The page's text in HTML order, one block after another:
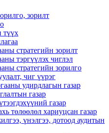
зорилт
түүх
стратегийн зорилт
тэргүүлэх чиглэл
стратегийн зорилго
чиг үүрэг
удирдлагын газар
газар
газар
төлөөлөл хариуцсан газар
үнэлгээ, дотоод аудитын